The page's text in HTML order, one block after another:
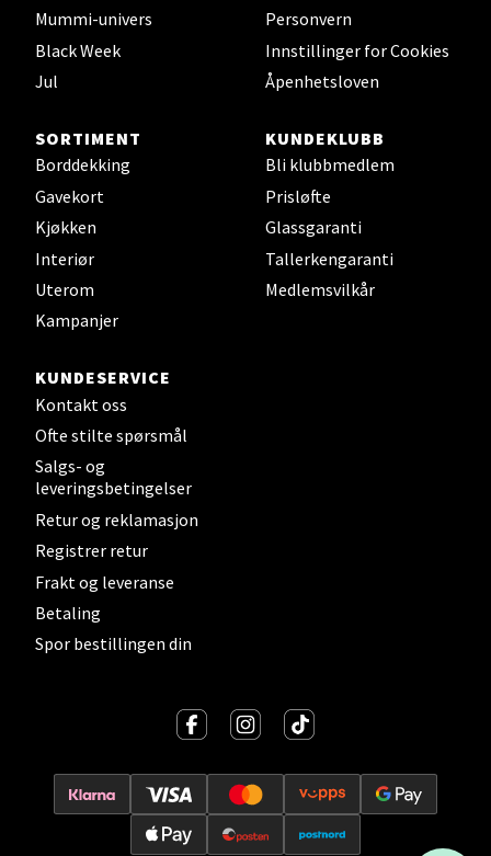
Mummi-univers
Black Week
Jul
Personvern
Innstillinger for Cookies
Åpenhetsloven
SORTIMENT
Borddekking
Gavekort
Kjøkken
Interiør
Uterom
Kampanjer
KUNDEKLUBB
Bli klubbmedlem
Prisløfte
Glassgaranti
Tallerkengaranti
Medlemsvilkår
KUNDESERVICE
Kontakt oss
Ofte stilte spørsmål
Salgs- og
leveringsbetingelser
Retur og reklamasjon
Registrer retur
Frakt og leveranse
Betaling
Spor bestillingen din
Skillevegen 5, 9411 Harstad
Åpent i dag 10-20
Velg
Karmsund - Thon Senter Oasen
Austbøvegen 16, 5542 Karmsund
Åpningstider ikke tilgjengelig
Stavanger og Sandnes - Kilden
Senter
Gartnerveien 16, 4016 Stavanger
Åpent i dag 10-20
Stavanger og Sandnes - Kvadrat
Gamle Stokkavei 1, 4313 Sandnes